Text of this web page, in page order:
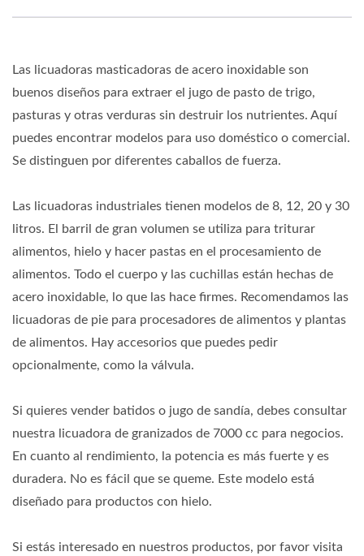
Las licuadoras masticadoras de acero inoxidable son
buenos diseños para extraer el jugo de pasto de trigo,
pasturas y otras verduras sin destruir los nutrientes. Aquí
puedes encontrar modelos para uso doméstico o comercial.
Se distinguen por diferentes caballos de fuerza.
Las licuadoras industriales tienen modelos de 8, 12, 20 y 30
litros. El barril de gran volumen se utiliza para triturar
alimentos, hielo y hacer pastas en el procesamiento de
alimentos. Todo el cuerpo y las cuchillas están hechas de
acero inoxidable, lo que las hace firmes. Recomendamos las
licuadoras de pie para procesadores de alimentos y plantas
de alimentos. Hay accesorios que puedes pedir
opcionalmente, como la válvula.
Si quieres vender batidos o jugo de sandía, debes consultar
nuestra licuadora de granizados de 7000 cc para negocios.
En cuanto al rendimiento, la potencia es más fuerte y es
duradera. No es fácil que se queme. Este modelo está
diseñado para productos con hielo.
Si estás interesado en nuestros productos, por favor visita